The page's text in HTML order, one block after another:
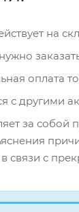
на
оплата
с другими
за собой
связи с